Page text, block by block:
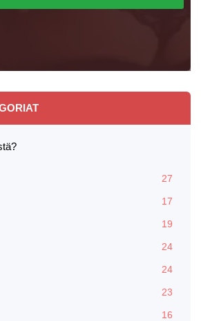
27
17
19
24
24
23
16